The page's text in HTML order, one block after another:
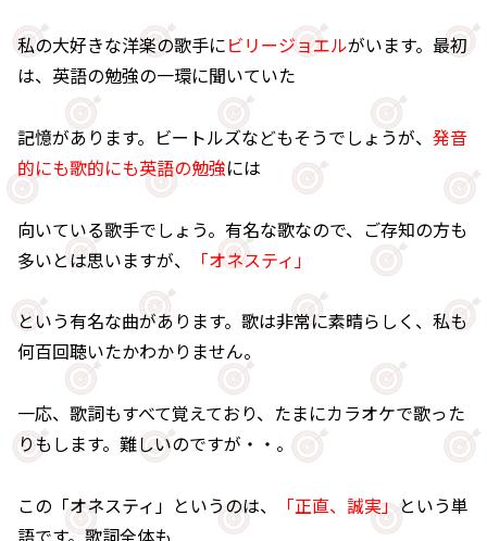
私の大好きな洋楽の歌手にビリージョエルがいます。最初
は、英語の勉強の一環に聞いていた
記憶があります。ビートルズなどもそうでしょうが、 発音
的にも歌的にも英語の勉強には
向いている歌手でしょう。有名な歌なので、ご存知の方も
多いとは思いますが、
「オネスティ」
という有名な曲があります。歌は非常に素晴らしく、私も
何百回聴いたかわかりません。
一応、歌詞もすべて覚えており、たまにカラオケで歌った
りもします。難しいのですが・・。
この「オネスティ」というのは、 「正直、誠実」という単
語です。歌詞全体も